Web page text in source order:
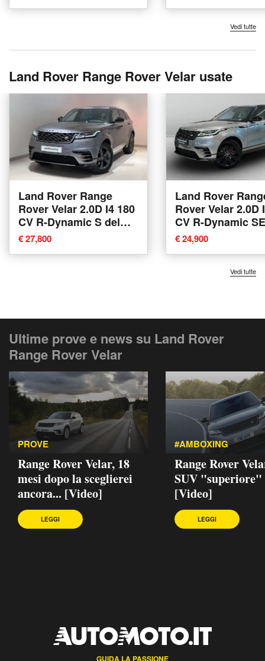
Vedi tutte
Land Rover Range Rover Velar usate
Land Rover Range
Rover Velar 2.0D I4 180
CV R-Dynamic S del
2020 usata a Varese
€ 27,800
Land Rover
Rover Velar 2.0D
CV R-Dynamic
2019 usata a
€ 24,900
Vedi tutte
Ultime prove e news su Land Rover
Range Rover Velar
PROVE
Range Rover Velar, 18
mesi dopo la sceglierei
ancora... [Video]
LEGGI
#AMBOXING
Range Rover
SUV "superiore"
[Video]
LEGGI
GUIDA LA PASSIONE